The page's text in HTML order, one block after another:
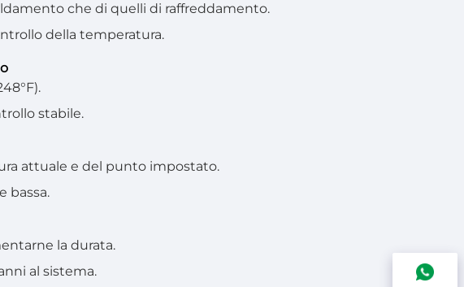
che di quelli di raffreddamento.
della temperatura.
stabile.
attuale e del punto impostato.
bassa.
la durata.
al sistema.